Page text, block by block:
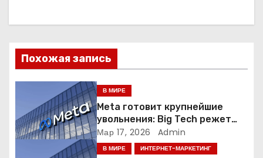
ц
и
п
о
Похожая запись
В МИРЕ
Meta готовит крупнейшие
увольнения: Big Tech режет
людей ради искусственного
интеллекта
Мар 17, 2026 Admin
В МИРЕ ИНТЕРНЕТ-МАРКЕТИНГ